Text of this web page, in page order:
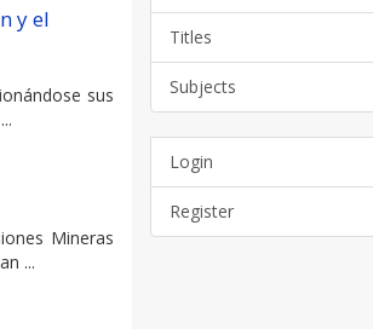
y el
sus
Mineras
...
Titles
Subjects
Login
Register